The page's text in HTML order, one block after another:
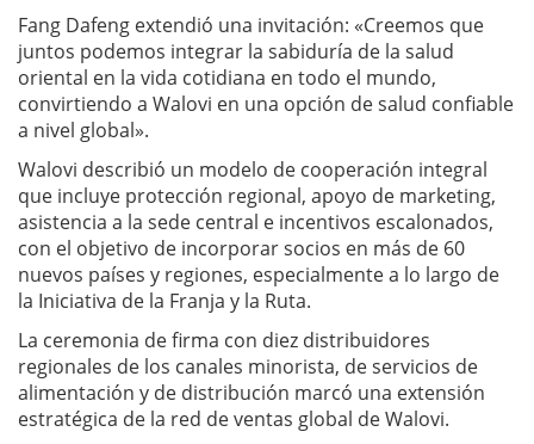
Fang Dafeng extendió una invitación: «Creemos que
juntos podemos integrar la sabiduría de la salud
oriental en la vida cotidiana en todo el mundo,
convirtiendo a Walovi en una opción de salud confiable
a nivel global».
Walovi describió un modelo de cooperación integral
que incluye protección regional, apoyo de marketing,
asistencia a la sede central e incentivos escalonados,
con el objetivo de incorporar socios en más de 60
nuevos países y regiones, especialmente a lo largo de
la Iniciativa de la Franja y la Ruta.
La ceremonia de firma con diez distribuidores
regionales de los canales minorista, de servicios de
alimentación y de distribución marcó una extensión
estratégica de la red de ventas global de Walovi.